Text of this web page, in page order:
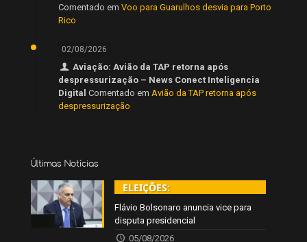
Comentado em Voo para Guarulhos desvia para Porto
Rico
02/08/2026
Aviação: Avião da TAP retorna após
despressurização – News Conect Inteligencia
Digital Comentado em Avião da TAP retorna após
despressurização
Últimas Notícias
ELEIÇÕES:
Flávio Bolsonaro anuncia vice para
disputa presidencial
05/08/2026